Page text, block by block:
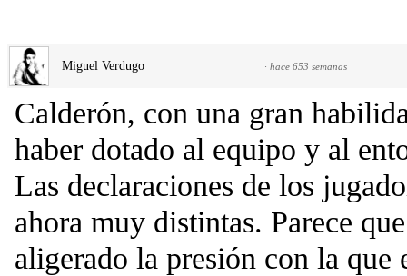
Miguel Verdugo · hace 653 semanas
Calderón, con una gran
haber dotado al equipo y al
Las declaraciones de los
ahora muy distintas. Parece
aligerado la presión con la